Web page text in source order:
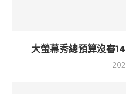
大螢幕秀總預算沒審